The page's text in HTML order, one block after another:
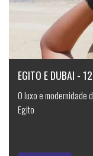
EGITO E DUBAI -
O luxo e modernidade
Egito